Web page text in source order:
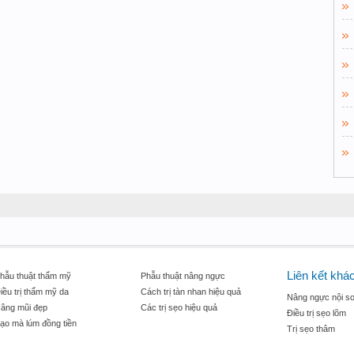
thuật thẩm mỹ
trị thẩm mỹ da
mũi đẹp
mà lúm đồng tiền
Phẫu thuật nâng ngực
Cách trị tàn nhan hiệu quả
Các trị sẹo hiệu quả
Liên kết
Nâng ngực nội
Điều trị sẹo lõm
Trị sẹo thâm